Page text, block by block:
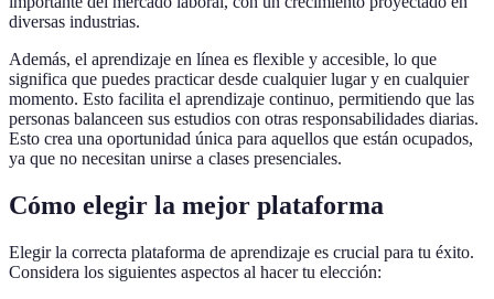
diversas industrias.
Además, el aprendizaje en línea es flexible y accesible, lo que
significa que puedes practicar desde cualquier lugar y en cualquier
momento. Esto facilita el aprendizaje continuo, permitiendo que las
personas balanceen sus estudios con otras responsabilidades diarias.
Esto crea una oportunidad única para aquellos que están ocupados,
ya que no necesitan unirse a clases presenciales.
Cómo elegir la mejor plataforma
Elegir la correcta plataforma de aprendizaje es crucial para tu éxito.
Considera los siguientes aspectos al hacer tu elección: